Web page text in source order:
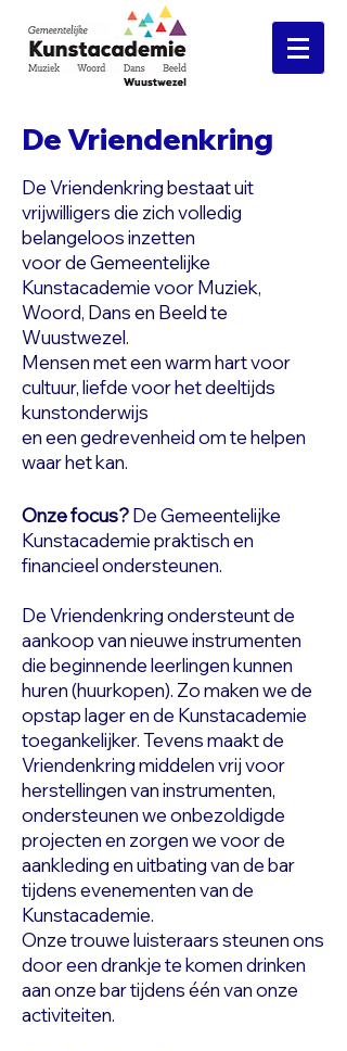
De Vriendenkring
De Vriendenkring bestaat uit
vrijwilligers die zich volledig
belangeloos inzetten
voor de Gemeentelijke
Kunstacademie voor Muziek,
Woord, Dans en Beeld te
Wuustwezel.
Mensen met een warm hart voor
cultuur, liefde voor het deeltijds
kunstonderwijs
en een gedrevenheid om te helpen
waar het kan.
Onze focus?De Gemeentelijke
Kunstacademie praktisch en
financieel ondersteunen.
De Vriendenkring ondersteunt de
aankoop van nieuwe instrumenten
die beginnende leerlingen kunnen
huren (huurkopen). Zo maken we de
opstap lager en de Kunstacademie
toegankelijker. Tevens maakt de
Vriendenkring middelen vrij voor
herstellingen van instrumenten,
ondersteunen we onbezoldigde
projecten en zorgen we voor de
aankleding en uitbating van de bar
tijdens evenementen van de
Kunstacademie.
Onze trouwe luisteraars steunen ons
door een drankje te komen drinken
aan onze bar tijdens één van onze
activiteiten.